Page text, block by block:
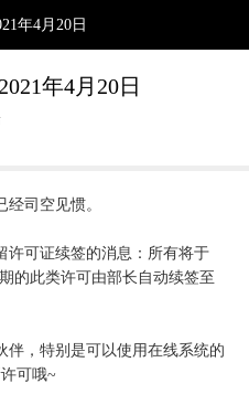
年4月20日
年4月20日
司空见惯。
许可证续签的消息：所有将于
的此类许可由部长自动续签至
伴，特别是可以使用在线系统的
可哦~